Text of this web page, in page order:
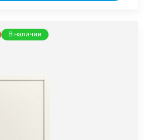
В наличии